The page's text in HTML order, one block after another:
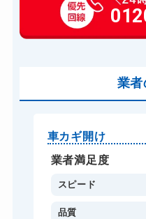
玄関カギ作成
玄関カギ交換
バイクカギ開け
スーツケースカギ開け
スーツケースカギ作成
金庫カギ開け
金庫カギ修理
業者
車カギ開け
業者満足度
スピード
品質